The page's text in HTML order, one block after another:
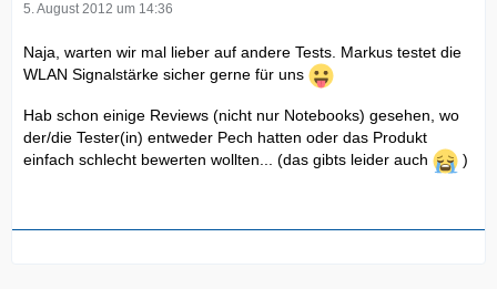
5. August 2012 um 14:36
Naja, warten wir mal lieber auf andere Tests. Markus testet die
WLAN Signalstärke sicher gerne für uns
Hab schon einige Reviews (nicht nur Notebooks) gesehen, wo
der/die Tester(in) entweder Pech hatten oder das Produkt
einfach schlecht bewerten wollten... (das gibts leider auch
)